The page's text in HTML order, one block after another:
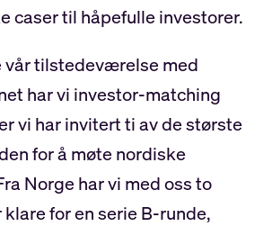
caser til håpefulle investorer.
vår tilstedeværelse med
har vi investor-matching
vi har invitert ti av de største
for å møte nordiske
Norge har vi med oss to
for en serie B-runde,